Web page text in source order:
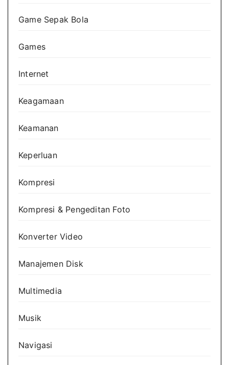
Game Sepak Bola
Games
Internet
Keagamaan
Keamanan
Keperluan
Kompresi
Kompresi & Pengeditan Foto
Konverter Video
Manajemen Disk
Multimedia
Musik
Navigasi